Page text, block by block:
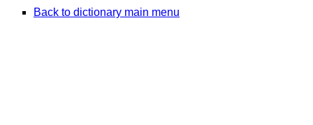
Back to dictionary main menu